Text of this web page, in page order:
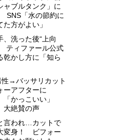
ャブルタンク」に
SNS「水の節約に
方がよい」
、洗った後“上向
ティファール公式
乾かし方に「知ら
性→バッサリカット
アフターに
「かっこいい」
大絶賛の声
言われ…カットで
変身！ ビフォー